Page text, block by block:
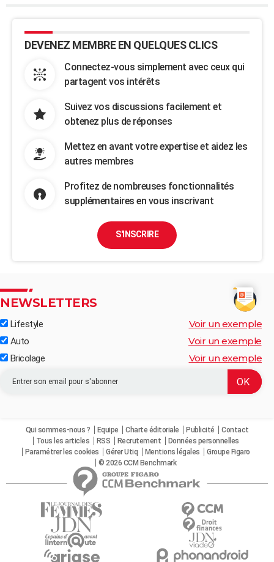
DEVENEZ MEMBRE EN QUELQUES CLICS
Connectez-vous simplement avec ceux qui
partagent vos intérêts
Suivez vos discussions facilement et
obtenez plus de réponses
Mettez en avant votre expertise et aidez les
autres membres
Profitez de nombreuses fonctionnalités
supplémentaires en vous inscrivant
S'INSCRIRE
NEWSLETTERS
Lifestyle Voir un exemple
Auto Voir un exemple
Bricolage Voir un exemple
Qui sommes-nous ? Equipe Charte éditoriale Publicité
Contact
Tous les articles
RSS Recrutement
Données personnelles
Paramétrer les cookies
Gérer Utiq Mentions légales
Groupe Figaro
© 2026 CCM Benchmark